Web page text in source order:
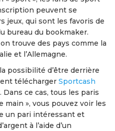
peuvent se
jeux, qui sont les favoris de
bureau du bookmaker.
trouve des pays comme la
et l’Allemagne.
possibilité d’être derrière
télécharger Sportcash
Dans ce cas, tous les paris
», vous pouvez voir les
un pari intéressant et
à l’aide d’un